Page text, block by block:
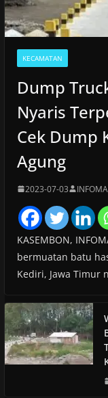
KECAMATAN
Dump
Nyaris
Cek Dump
Agung
2023-07-03
KASEMBON,
bermuatan batu
Kediri, Jawa Timur